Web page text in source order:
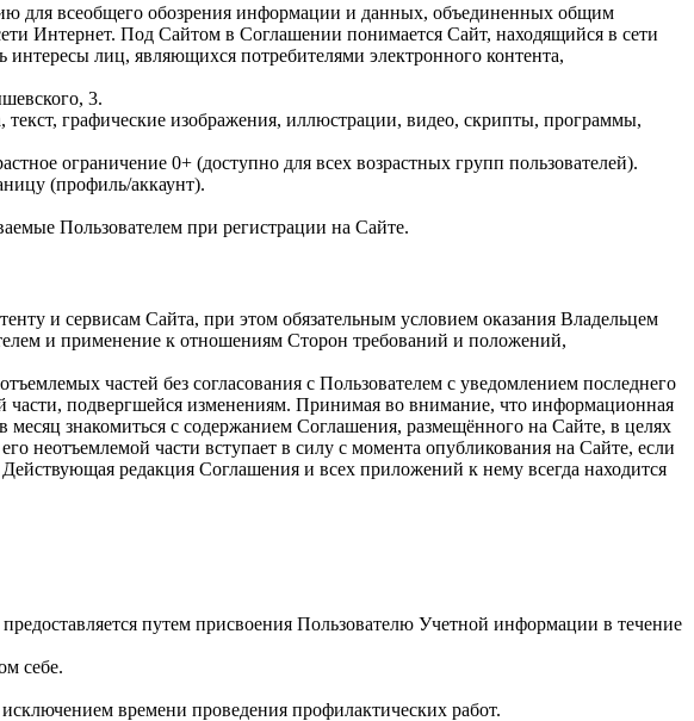
для всеобщего обозрения информации и данных, объединенных общим
Интернет. Под Сайтом в Соглашении понимается Сайт, находящийся в сети
лиц, являющихся потребителями электронного контента,
3.
графические изображения, иллюстрации, видео, скрипты, программы,
ограничение 0+ (доступно для всех возрастных групп пользователей).
(профиль/аккаунт).
Пользователем при регистрации на Сайте.
и сервисам Сайта, при этом обязательным условием оказания Владельцем
и применение к отношениям Сторон требований и положений,
частей без согласования с Пользователем с уведомлением последнего
подвергшейся изменениям. Принимая во внимание, что информационная
знакомиться с содержанием Соглашения, размещённого на Сайте, в целях
неотъемлемой части вступает в силу с момента опубликования на Сайте, если
редакция Соглашения и всех приложений к нему всегда находится
путем присвоения Пользователю Учетной информации в течение
себе.
времени проведения профилактических работ.